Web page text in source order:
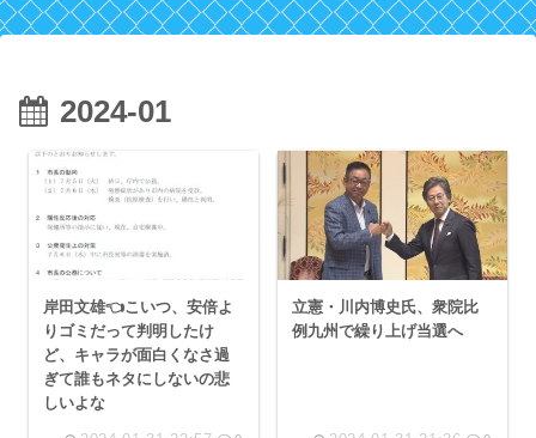
動を紹介
をでっちあげるとは考えにくい」
→懲役12年→元少女「嘘でした
2024-01
岸田文雄👈こいつ、安倍よ
りゴミだって判明したけ
ど、キャラが面白くなさ過
ぎて誰もネタにしないの悲
しいよな
立憲・川内博史氏、衆院比
例九州で繰り上げ当選へ